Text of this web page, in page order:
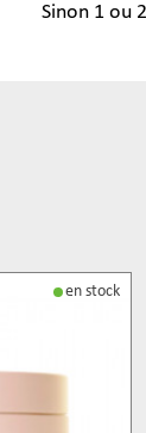
Sinon 1 ou
en stock